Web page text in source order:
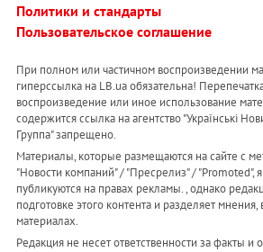
Политики и стандарты
Пользовательское соглашение
При полном или частичном воспроизведении
гиперссылка на LB.ua обязательна!
воспроизведение или иное использование
содержится ссылка на агентство "Українськi
Группа" запрещено.
Материалы, которые размещаются на сайте с
"Новости компаний" / "Пресрелиз" / "Promoted",
публикуются на правах рекламы. , однако
подготовке этого контента и разделяет
материалах.
Редакция не несет ответственности за факты